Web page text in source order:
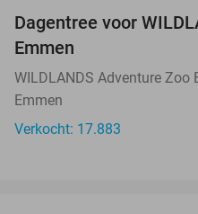
Dagentree voor
Emmen
WILDLANDS Adventure Zoo
Emmen
Verkocht: 17.883